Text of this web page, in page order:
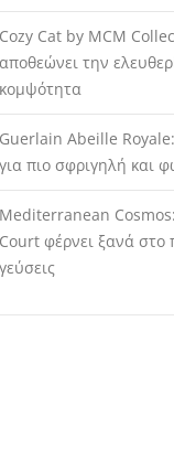
Cozy Cat by MCM
αποθεώνει την
κομψότητα
Guerlain Abeille
για πιο σφριγηλή και
Mediterranean
Court φέρνει ξανά στο
γεύσεις